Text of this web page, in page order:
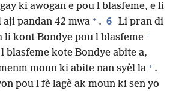
ki awogan e pou l blasfeme, e li
pandan 42 mwa + . 6 Li pran di
li kont Bondye pou l blasfeme +
blasfeme kote Bondye abite a,
moun ki abite nan syèl la + .
pou l fè lagè ak moun ki sen yo